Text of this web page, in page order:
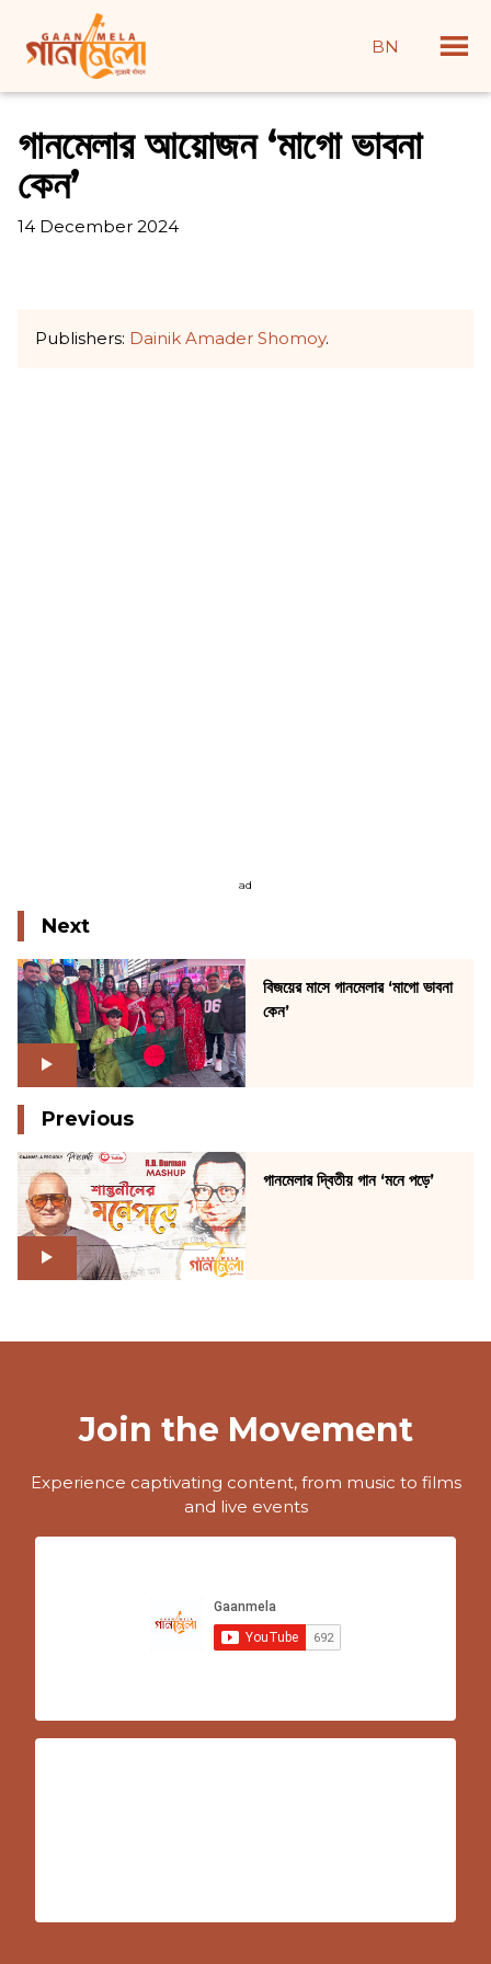
BN
গানমেলার আয়োজন ‘মাগো ভাবনা
কেন’
14 December 2024
Publishers: Dainik Amader Shomoy.
ad
Next
বিজয়ের মাসে গানমেলার ‘মাগো ভাবনা
কেন’
Previous
গানমেলার দ্বিতীয় গান ‘মনে পড়ে’
Join the Movement
Experience captivating content, from music to films
and live events